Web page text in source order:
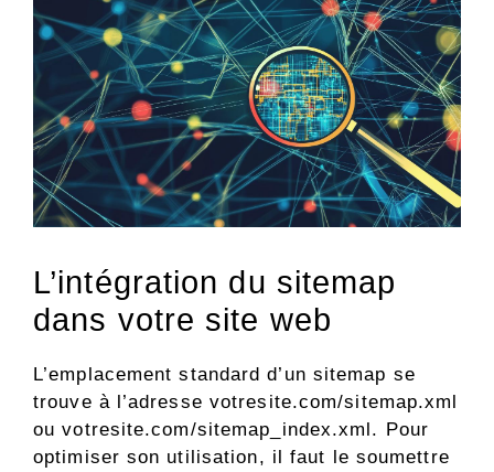
L’intégration du sitemap
dans votre site web
L’emplacement standard d’un sitemap se
trouve à l’adresse votresite.com/sitemap.xml
ou votresite.com/sitemap_index.xml. Pour
optimiser son utilisation, il faut le soumettre